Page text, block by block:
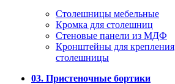
Столешницы мебельные
Кромка для столешниц
Стеновые панели из МДФ
Кронштейны для крепления
столешницы
03. Пристеночные бортики